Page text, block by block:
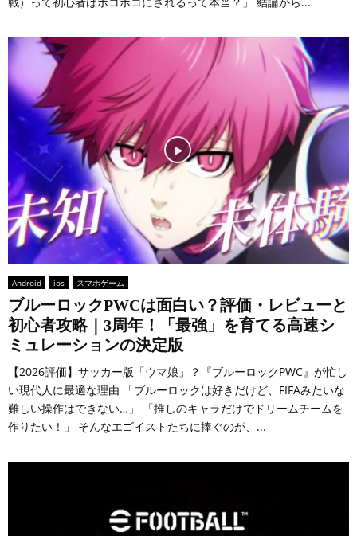
Android ios スマホゲーム
ブルーロックPWCは面白い？評価・レビューと
初心者攻略｜3周年！「最強」を育てる高速シ
ミュレーションの決定版
【2026評価】サッカー版「ウマ娘」？『ブルーロックPWC』が忙し
い現代人に最適な理由 「ブルーロックは好きだけど、FIFAみたいな
難しい操作はできない…」 「推しのキャラだけでドリームチームを
作りたい！」 そんなエゴイストたちに捧ぐのが、...